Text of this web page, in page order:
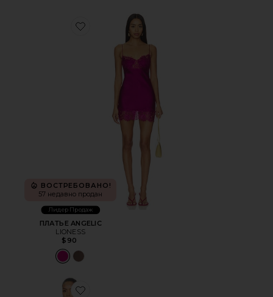
Favorite ПЛАТЬЕ ANGELIC
ВОСТРЕБОВАНО!
57 недавно продан
Лидер Продаж
ПЛАТЬЕ ANGELIC
LIONESS
$90